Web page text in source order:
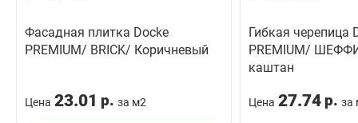
Фасадная плитка Docke
PREMIUM/ BRICK/ Коричневый
Цена 23.01 р. за м2
Гибкая черепица
PREMIUM/
каштан
Цена 27.74 р. за